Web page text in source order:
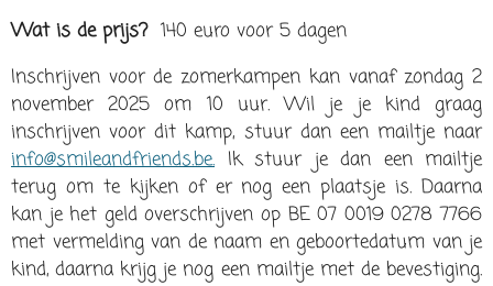
Wat is de prijs?140 euro voor 5 dagen
Inschrijven voor de zomerkampen kan vanaf zondag 2
november 2025 om 10 uur. Wil je je kind graag
inschrijven voor dit kamp, stuur dan een mailtje naar
info@smileandfriends.be. Ik stuur je dan een mailtje
terug om te kijken of er nog een plaatsje is. Daarna
kan je het geld overschrijven op BE 07 0019 0278 7766
met vermelding van de naam en geboortedatum van je
kind, daarna krijg je nog een mailtje met de bevestiging.